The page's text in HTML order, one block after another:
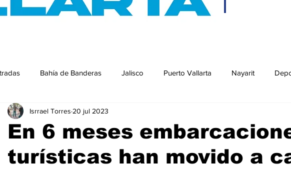
Bahía de Banderas Jalisco Puerto Vallarta Nayarit
Seguridad Turismo
Bienes y Raíces Historias de Éxito
En 6 meses
turísticas han movido a
Isrrael Torres 20 jul 2023